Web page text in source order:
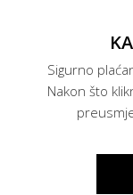
Sigurno
Nakon što